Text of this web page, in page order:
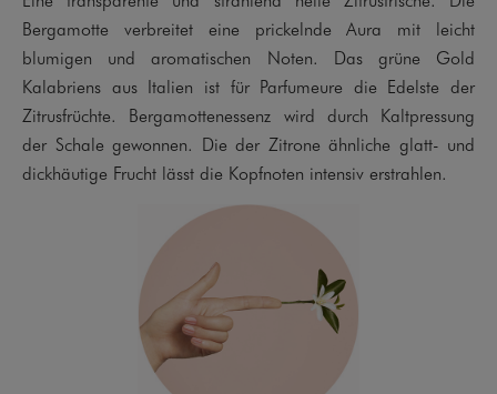
Bergamotte verbreitet eine prickelnde Aura mit leicht
blumigen und aromatischen Noten. Das grüne Gold
Kalabriens aus Italien ist für Parfumeure die Edelste der
Zitrusfrüchte. Bergamottenessenz wird durch Kaltpressung
der Schale gewonnen. Die der Zitrone ähnliche glatt- und
dickhäutige Frucht lässt die Kopfnoten intensiv erstrahlen.